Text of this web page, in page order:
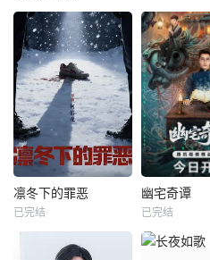
凛冬下的罪恶
已完结
幽宅奇谭
已完结